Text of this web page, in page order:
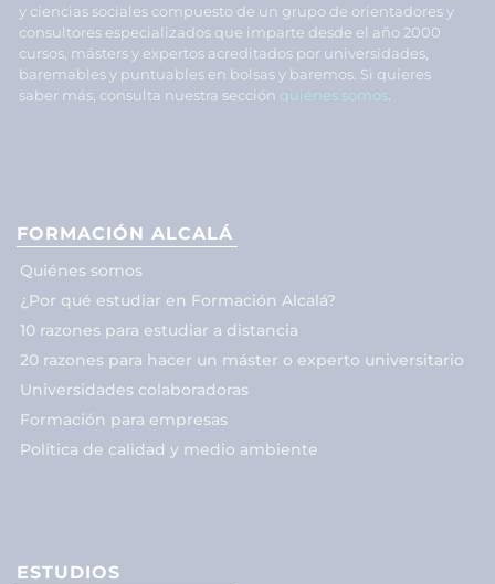
y ciencias sociales compuesto de un grupo de orientadores y
consultores especializados que imparte desde el año 2000
cursos, másters y expertos acreditados por universidades,
baremables y puntuables en bolsas y baremos. Si quieres
saber más, consulta nuestra sección quiénes somos
FORMACIÓN ALCALÁ
Quiénes somos
¿Por qué estudiar en Formación Alcalá?
10 razones para estudiar a distancia
20 razones para hacer un máster o experto universitario
Universidades colaboradoras
Formación para empresas
Política de calidad y medio ambiente
ESTUDIOS